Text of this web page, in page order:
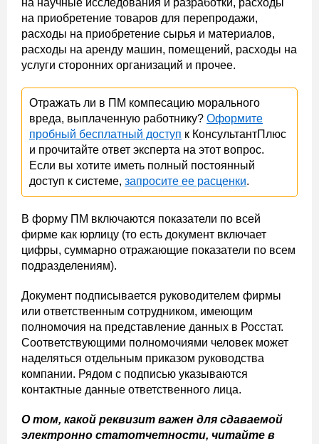
на научные исследования и разработки, расходы
на приобретение товаров для перепродажи,
расходы на приобретение сырья и материалов,
расходы на аренду машин, помещений, расходы на
услуги сторонних организаций и прочее.
Отражать ли в ПМ компесацию морального
вреда, выплаченную работнику? Оформите
пробный бесплатный доступ к КонсультантПлюс
и прочитайте ответ эксперта на этот вопрос.
Если вы хотите иметь полный постоянный
доступ к системе, запросите ее расценки.
В форму ПМ включаются показатели по всей
фирме как юрлицу (то есть документ включает
цифры, суммарно отражающие показатели по всем
подразделениям).
Документ подписывается руководителем фирмы
или ответственным сотрудником, имеющим
полномочия на представление данных в Росстат.
Соответствующими полномочиями человек может
наделяться отдельным приказом руководства
компании. Рядом с подписью указываются
контактные данные ответственного лица.
О том, какой реквизит важен для сдаваемой
электронно статотчетности, читайте в